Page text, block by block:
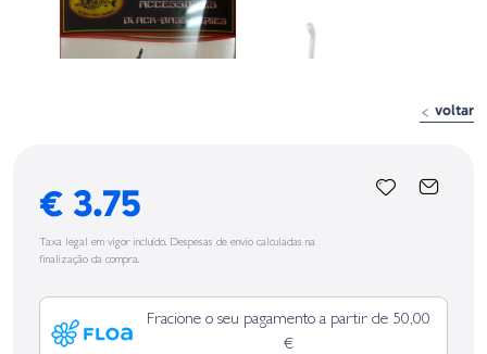
voltar
€ 3.75
Taxa legal em vigor incluído. Despesas de envio calculadas na
finalização da compra.
Fracione o seu pagamento a partir de 50,00
€